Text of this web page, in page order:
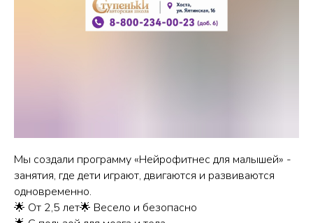
Мы создали программу «Нейрофитнес для малышей» -
занятия, где дети играют, двигаются и развиваются
одновременно.
🌟 От 2,5 лет🌟 Весело и безопасно